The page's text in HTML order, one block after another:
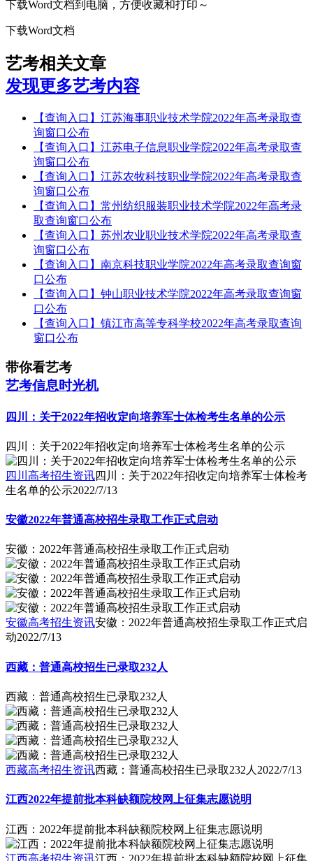
下载Word文档到电脑，方便收藏和打印～
下载Word文档
艺考相关文章
发现更多艺考内容
【查询入口】江苏海事职业技术学院2022年高考录取查
询窗口公布
【查询入口】江苏电子信息职业学院2022年高考录取查
询窗口公布
【查询入口】江苏农牧科技职业学院2022年高考录取查
询窗口公布
【查询入口】常州纺织服装职业技术学院2022年高考录
取查询窗口公布
【查询入口】苏州农业职业技术学院2022年高考录取查
询窗口公布
【查询入口】南京科技职业学院2022年高考录取查询窗
口公布
【查询入口】钟山职业技术学院2022年高考录取查询窗
口公布
【查询入口】镇江市高等专科学校2022年高考录取查询
窗口公布
带你看艺考
艺考信息时光机
四川：关于2022年招收定向培养军士体检考生名单的公示
四川：关于2022年招收定向培养军士体检考生名单的公示
四川高考招生资讯四川：关于2022年招收定向培养军士体检考
生名单的公示2022/7/13
安徽2022年普通高校招生录取工作正式启动
安徽：2022年普通高校招生录取工作正式启动
安徽高考招生资讯安徽：2022年普通高校招生录取工作正式启
动2022/7/13
西藏：普通高校招生已录取232人
西藏：普通高校招生已录取232人
西藏高考招生资讯西藏：普通高校招生已录取232人 2022/7/13
江西2022年提前批本科缺额院校网上征集志愿说明
江西：2022年提前批本科缺额院校网上征集志愿说明
江西高考招生资讯江西：2022年提前批本科缺额院校网上征集